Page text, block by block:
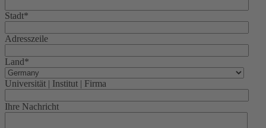
Stadt*
Adresszeile
Land*
Universität | Institut | Firma
Ihre Nachricht